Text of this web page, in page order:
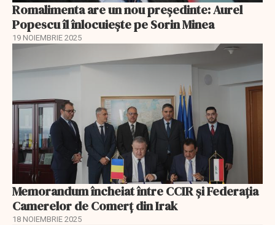
Romalimenta are un nou președinte: Aurel
Popescu îl înlocuiește pe Sorin Minea
19 NOIEMBRIE 2025
Memorandum încheiat între CCIR și Federația
Camerelor de Comerț din Irak
18 NOIEMBRIE 2025